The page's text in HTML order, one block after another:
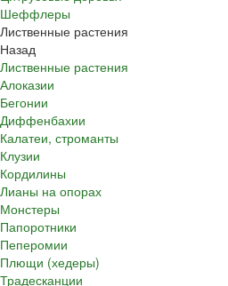
Шеффлеры
Лиственные растения
Назад
Лиственные растения
Алоказии
Бегонии
Диффенбахии
Калатеи, строманты
Клузии
Кордилины
Лианы на опорах
Монстеры
Папоротники
Пеперомии
Плющи (хедеры)
Традесканции